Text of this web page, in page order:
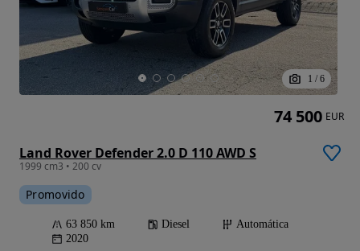
1 / 6
Land Rover Defender 2.0 D 110 AWD S
1999 cm3 • 200 cv
Promovido
63 850 km Diesel
Automática
2020
74 500 EUR